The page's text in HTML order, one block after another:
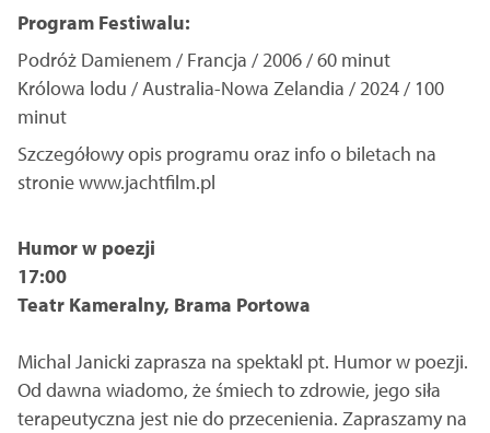
Program Festiwalu:
Podróż Damienem / Francja / 2006 / 60 minut
Królowa lodu / Australia-Nowa Zelandia / 2024 / 100
minut
Szczegółowy opis programu oraz info o biletach na
stronie www.jachtfilm.pl
Humor w poezji
17:00
Teatr Kameralny, Brama Portowa
Michal Janicki zaprasza na spektakl pt. Humor w poezji.
Od dawna wiadomo, że śmiech to zdrowie, jego siła
terapeutyczna jest nie do przecenienia. Zapraszamy na